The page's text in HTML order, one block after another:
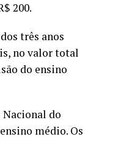
200.
três anos
no valor total
do ensino
Nacional do
médio. Os